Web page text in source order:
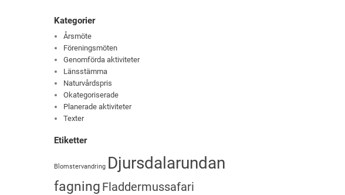
Kategorier
Årsmöte
Föreningsmöten
Genomförda aktiviteter
Länsstämma
Naturvårdspris
Okategoriserade
Planerade aktiviteter
Texter
Etiketter
Blomstervandring Djursdalarundan
fagning Fladdermussafari